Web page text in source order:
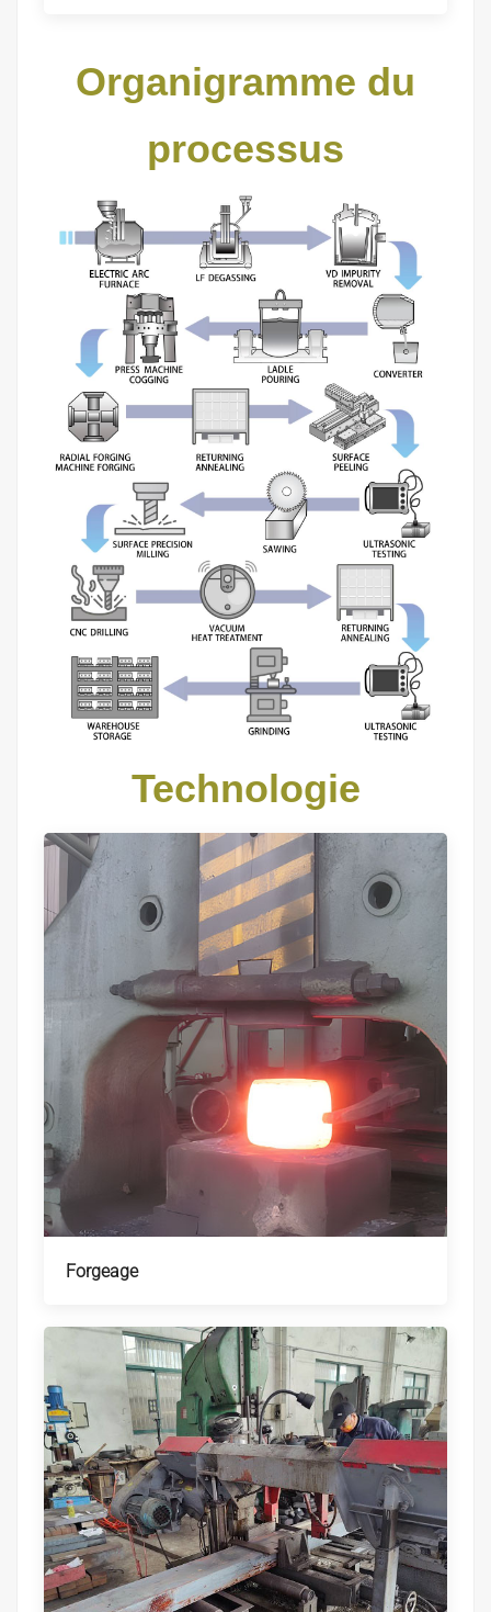
Organigramme du
processus
Technologie
Forgeage